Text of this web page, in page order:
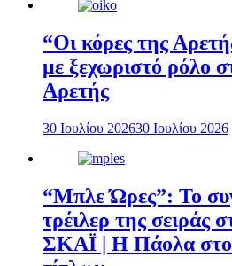
“Οι κόρες της
με ξεχωριστό ρόλο
Αρετής
30 Ιουλίου 202630 Ιουλίου 2026
“Μπλε Ώρες”: Το
τρέιλερ της σειράς
ΣΚΑΪ | Η Πάολα στο